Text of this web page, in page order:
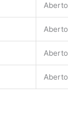
Aberto
Aberto
Aberto
Aberto